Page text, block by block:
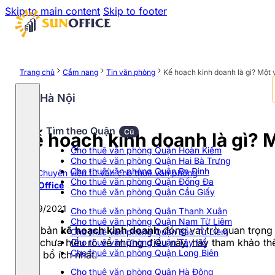
Skip to main content Skip to footer
Hà Nội
Tìm theo Quận Cũ
Cho thuê văn phòng Quận Hoàn Kiếm
Cho thuê văn phòng Quận Hai Bà Trưng
Cho thuê văn phòng Quận Ba Đình
Cho thuê văn phòng Quận Đống Đa
Cho thuê văn phòng Quận Cầu Giấy
Cho thuê văn phòng Quận Thanh Xuân
Cho thuê văn phòng Quận Nam Từ Liêm
Cho thuê văn phòng Quận Bắc Từ Liêm
Cho thuê văn phòng Quận Tây Hồ
Cho thuê văn phòng Quận Long Biên
Cho thuê văn phòng Quận Hà Đông
Trang chủ Cẩm nang Tin văn phòng Kế hoạch kinh doanh là gì? Một
Kế hoạch kinh doanh là
Chuyên viên tư vấn cho thuê văn phòng
Sun Office
18/09/2021
Một bản kế hoạch kinh doanhđóng vai trò quan trọng
bạn chưa hiểu rõ về những điều này, hãy tham khảo
thức bổ ích nhất.